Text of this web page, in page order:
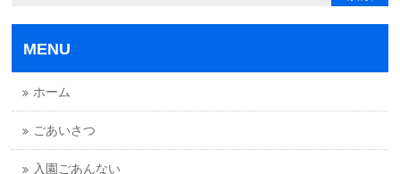
MENU
ホーム
ごあいさつ
入園ごあんない